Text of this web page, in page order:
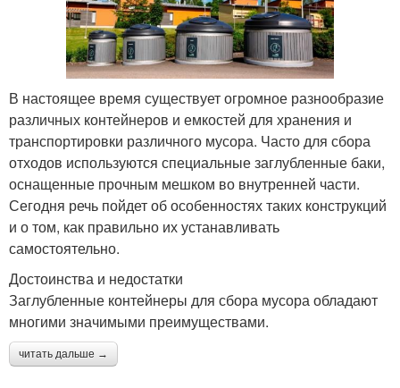
В настоящее время существует огромное разнообразие
различных контейнеров и емкостей для хранения и
транспортировки различного мусора. Часто для сбора
отходов используются специальные заглубленные баки,
оснащенные прочным мешком во внутренней части.
Сегодня речь пойдет об особенностях таких конструкций
и о том, как правильно их устанавливать
самостоятельно.
Достоинства и недостатки
Заглубленные контейнеры для сбора мусора обладают
многими значимыми преимуществами.
читать дальше →